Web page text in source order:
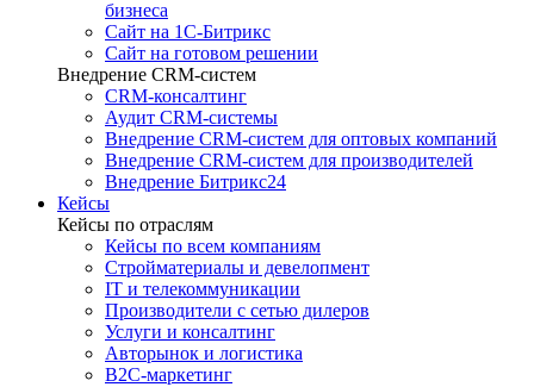
бизнеса
Сайт на 1С-Битрикс
Сайт на готовом решении
Внедрение CRM-систем
CRM-консалтинг
Аудит CRM-системы
Внедрение CRM-систем для оптовых компаний
Внедрение CRM-систем для производителей
Внедрение Битрикс24
Кейсы
Кейсы по отраслям
Кейсы по всем компаниям
Стройматериалы и девелопмент
IT и телекоммуникации
Производители с сетью дилеров
Услуги и консалтинг
Авторынок и логистика
B2С-маркетинг